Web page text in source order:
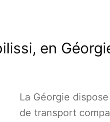
en
La Géorgie
de transport